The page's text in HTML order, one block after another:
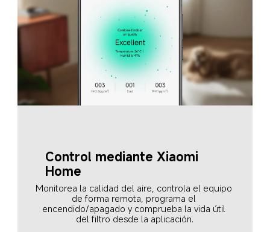
Control mediante Xiaomi
Home
Monitorea la calidad del aire, controla el equipo
de forma remota, programa el
encendido/apagado y comprueba la vida útil
del filtro desde la aplicación.